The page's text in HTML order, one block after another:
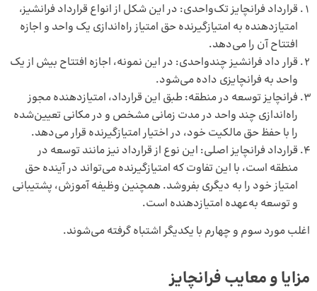
قرارداد فرانچایز تک‌واحدی: در این شکل از انواع قرارداد فرانشیز،
امتیازدهنده به امتیازگیرنده حق امتیاز راه‌اندازی یک واحد و اجازه
افتتاح آن را می‌دهد.
قرار داد فرانشیز چندواحدی: در این نمونه، اجازه افتتاح بیش از یک
واحد به فرانچایزی داده می‌شود.
فرانچایز توسعه در منطقه: طبق این قرارداد، امتیازدهنده مجوز
راه‌اندازی چند واحد در مدت زمانی مشخص و در مکانی تعیین‌شده
را با حفظ حق مالکیت خود، در اختیار امتیازگیرنده قرار می‌دهد.
قرارداد فرانچایز اصلی: این نوع از قرارداد نیز مانند توسعه در
منطقه است، با این تفاوت که امتیازگیرنده می‌تواند در آینده حق
امتیاز خود را به دیگری بفروشد. همچنین وظیفه آموزش، پشتیبانی
و توسعه به‌عهده امتیازدهنده است.
اغلب مورد سوم و چهارم با یکدیگر اشتباه گرفته می‌شوند.
مزایا و معایب فرانچایز